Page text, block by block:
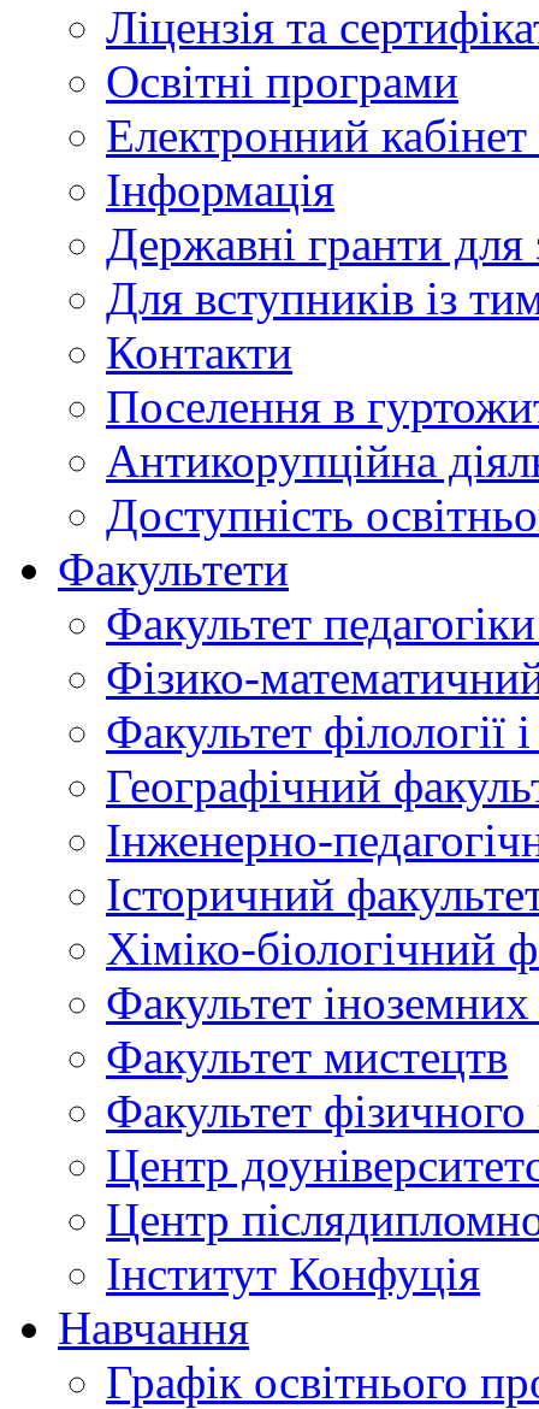
Ліцензія та
Освітні програми
Електронний
Інформація
Державні гранти для
Для вступників із
Контакти
Поселення в
Антикорупційна
Доступність
Факультети
Факультет
Фізико-
Факультет філології
Географічний
Інженерно-
Історичний
Хіміко-біологічний
Факультет
Факультет мистецтв
Факультет
Центр
Центр
Інститут Конфуція
Навчання
Графік освітнього